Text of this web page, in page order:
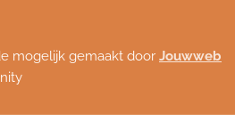
mogelijk gemaakt door Jouwweb